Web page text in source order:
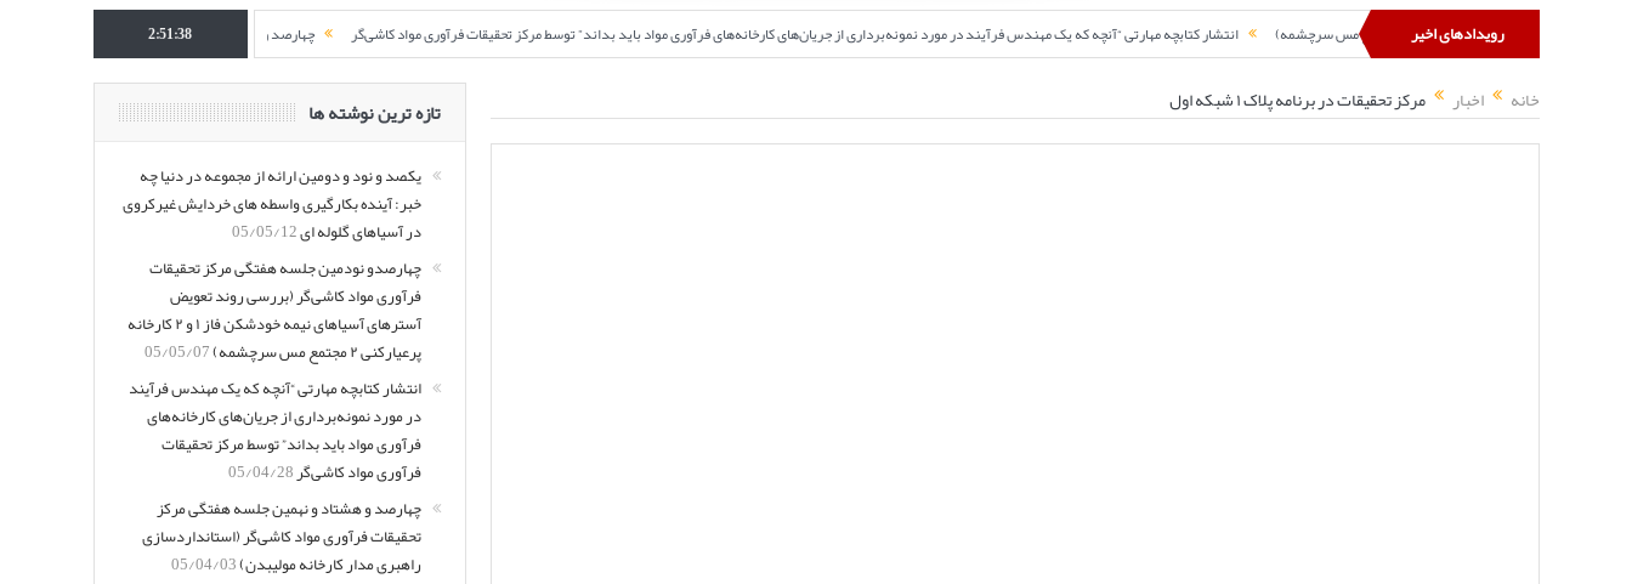
رویدادهای اخیر انتشار کتابچه مهارتی “آنچه که یک مهندس فرآیند در مورد نمونه‌برداری از جریان‌های کارخانه‌های فرآوری مواد باید بداند” توسط مرکز تحقیقات فرآوری مواد کاشی‌گر چهارصد و هشتاد و نهمین جلسه هفتگی مرکز تحقیقات فرآوری
2:51:39
خانه اخبار مرکز تحقیقات در برنامه پلاک ۱ شبکه اول تازه ترین نوشته ها
یکصد و نود و دومین ارائه از مجموعه در دنیا چه
خبر: آینده بکارگیری واسطه های خردایش غیرکروی
در آسیاهای گلوله ای05/05/12
چهارصدو نودمین جلسه هفتگی مرکز تحقیقات
فرآوری مواد کاشی‌گر (بررسی روند تعویض
آسترهای آسیاهای نیمه خودشکن فاز ۱ و ۲ کارخانه
پرعیارکنی ۲ مجتمع مس سرچشمه)
05/05/07
انتشار کتابچه مهارتی “آنچه که یک مهندس فرآیند
در مورد نمونه‌برداری از جریان‌های کارخانه‌های
فرآوری مواد باید بداند” توسط مرکز تحقیقات
فرآوری مواد کاشی‌گر05/04/28
چهارصد و هشتاد و نهمین جلسه هفتگی مرکز
تحقیقات فرآوری مواد کاشی‌گر (استانداردسازی
راهبری مدار کارخانه مولیبدن)05/04/03